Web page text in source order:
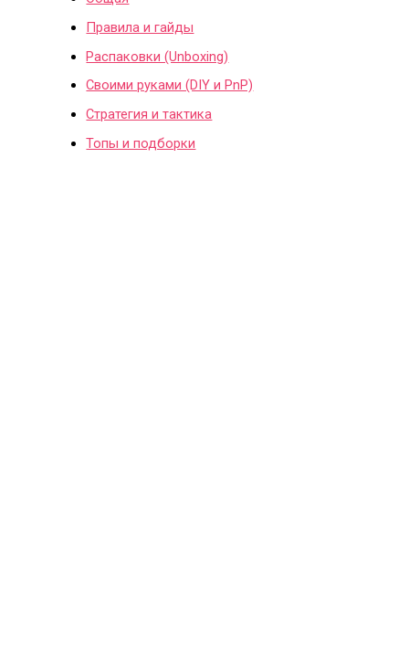
Правила и гайды
Распаковки (Unboxing)
Своими руками (DIY и PnP)
Стратегия и тактика
Топы и подборки